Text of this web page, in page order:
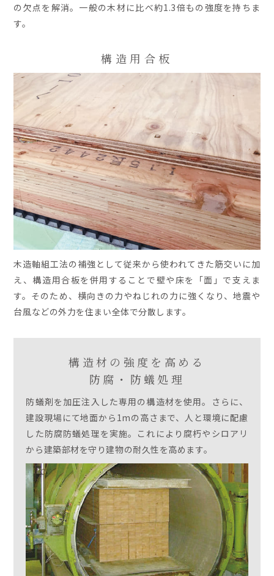
の欠点を解消。一般の木材に比べ約1.3倍もの強度を持ちま
す。
構造用合板
木造軸組工法の補強として従来から使われてきた筋交いに加
え、構造用合板を併用することで壁や床を「面」で支えま
す。そのため、横向きの力やねじれの力に強くなり、地震や
台風などの外力を住まい全体で分散します。
構造材の強度を高める
防腐・防蟻処理
防蟻剤を加圧注入した専用の構造材を使用。さらに、
建設現場にて地面から1mの高さまで、人と環境に配慮
した防腐防蟻処理を実施。これにより腐朽やシロアリ
から建築部材を守り建物の耐久性を高めます。